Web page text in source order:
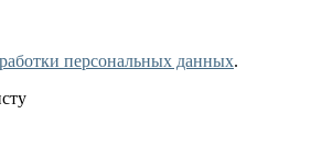
персональных данных.